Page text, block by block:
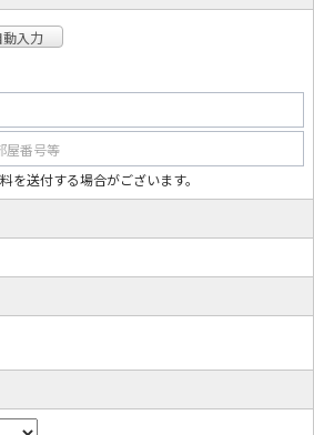
屋番号等
送付する場合がございます。